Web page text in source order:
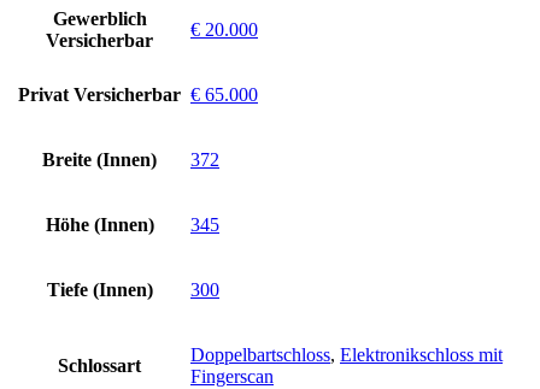
Gewerblich
Versicherbar
€ 20.000
Privat Versicherbar € 65.000
Breite (Innen) 372
Höhe (Innen) 345
Tiefe (Innen) 300
Schlossart
Doppelbartschloss, Elektronikschloss mit
Fingerscan